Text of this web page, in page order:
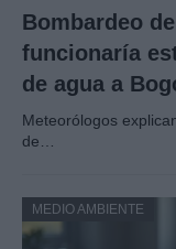
Bombardeo
funcionaría
de agua a
Meteorólogos
de…
MEDIO AMBIENTE